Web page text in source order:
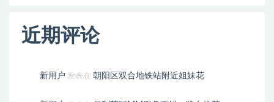
近期评论
新用户 发表在 朝阳区双合地铁站附近姐妹花